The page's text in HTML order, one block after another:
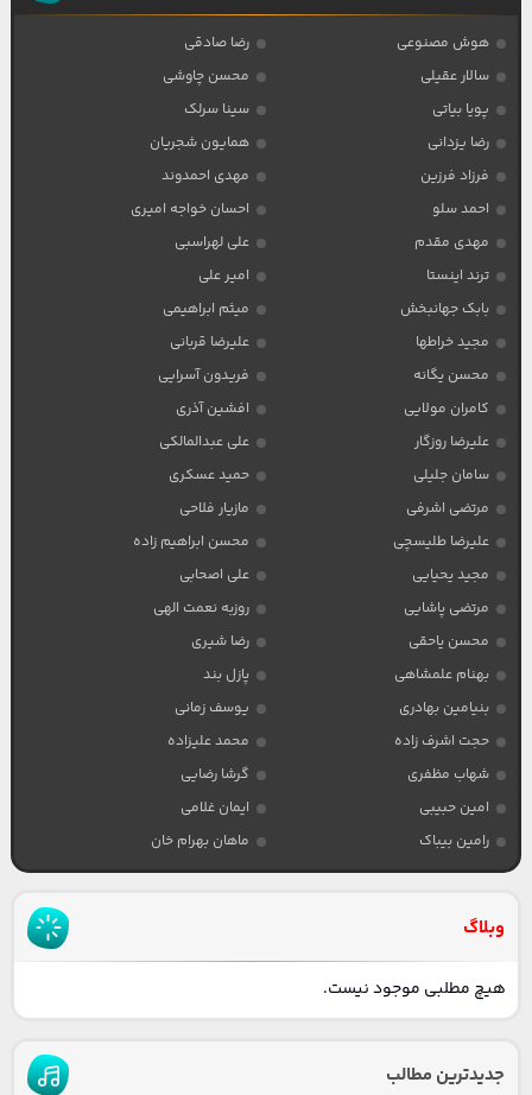
هوش مصنوعی
رضا صادقی
سالار عقیلی
محسن چاوشی
پویا بیاتی
سینا سرلک
رضا یزدانی
همایون شجریان
فرزاد فرزین
مهدی احمدوند
احمد سلو
احسان خواجه امیری
مهدی مقدم
علی لهراسبی
ترند اینستا
امیر علی
بابک جهانبخش
میثم ابراهیمی
مجید خراطها
علیرضا قربانی
محسن یگانه
فریدون آسرایی
کامران مولایی
افشین آذری
علیرضا روزگار
علی عبدالمالکی
سامان جلیلی
حمید عسکری
مرتضی اشرفی
مازیار فلاحی
علیرضا طلیسچی
محسن ابراهیم زاده
مجید یحیایی
علی اصحابی
مرتضی پاشایی
روزبه نعمت الهی
محسن یاحقی
رضا شیری
بهنام علمشاهی
پازل بند
بنیامین بهادری
یوسف زمانی
حجت اشرف زاده
محمد علیزاده
شهاب مظفری
گرشا رضایی
امین حبیبی
ایمان غلامی
رامین بیباک
ماهان بهرام خان
وبلاگ
هیچ مطلبی موجود نیست.
جدیدترین مطالب